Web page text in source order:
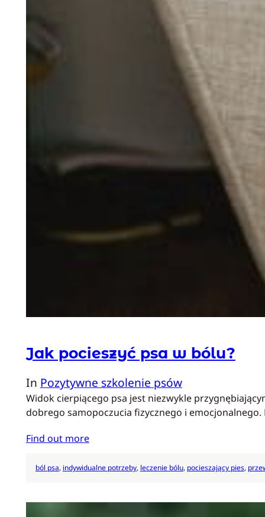
Jak pocieszyć psa w bólu?
In Pozytywne szkolenie psów
Widok cierpiącego psa jest niezwykle
dobrego samopoczucia fizycznego i
Find out more
ból psa, indywidualne potrzeby, leczenie bólu, pocieszający pies,